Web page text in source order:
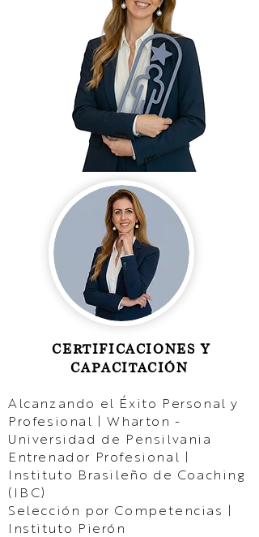
​CERTIFICACIONES Y
CAPACITACIÓN
Alcanzando el Éxito Personal y
Profesional | Wharton -
Universidad de Pensilvania
Entrenador Profesional |
Instituto Brasileño de Coaching
(IBC)
Selección por Competencias |
Instituto Pierón